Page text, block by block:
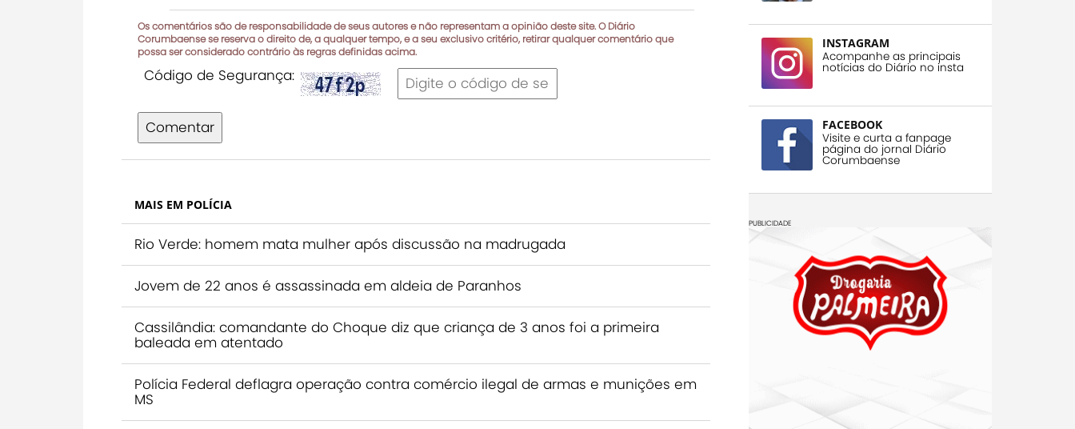
Os comentários são de responsabilidade de seus autores e não representam a opinião deste site. O Diário
Corumbaense se reserva o direito de, a qualquer tempo, e a seu exclusivo critério, retirar qualquer comentário que
possa ser considerado contrário às regras definidas acima.
Código de Segurança:
Comentar
MAIS EM POLÍCIA
Rio Verde: homem mata mulher após discussão na madrugada
Jovem de 22 anos é assassinada em aldeia de Paranhos
Cassilândia: comandante do Choque diz que criança de 3 anos foi a primeira
baleada em atentado
Polícia Federal deflagra operação contra comércio ilegal de armas e munições em
MS
INSTAGRAM
Acompanhe as principais
notícias do Diário no insta
FACEBOOK
Visite e curta a fanpage
página do jornal Diário
Corumbaense
PUBLICIDADE